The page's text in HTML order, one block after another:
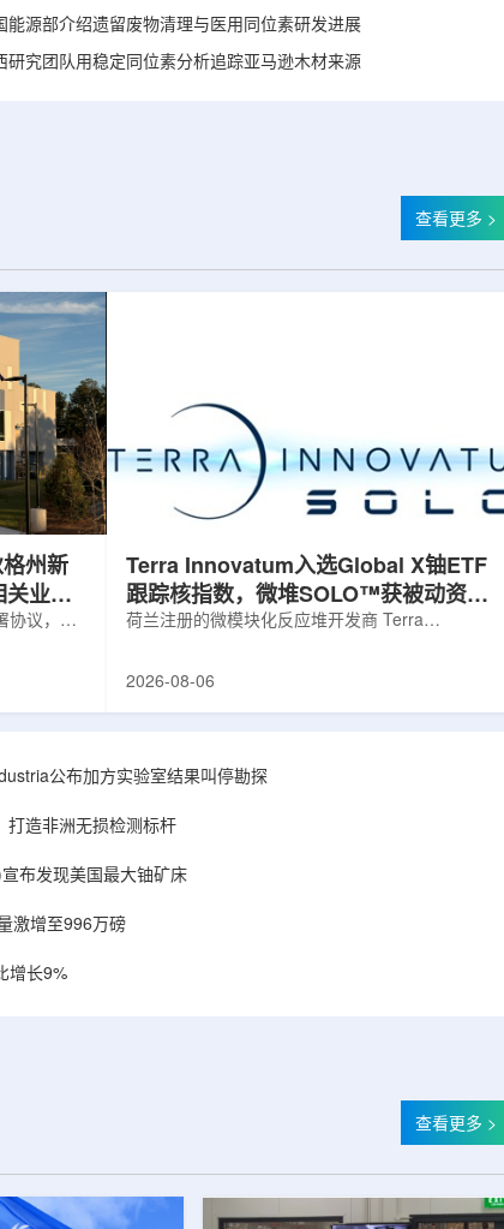
能源部介绍遗留废物清理与医用同位素研发进展
研究团队用稳定同位素分析追踪亚马逊木材来源
查看更多 >
州新
关业务
协议，将
间和基础
万平方英
狄格州
施预计于
装修工...
Terra Innovatum入选Global X铀ETF
跟踪核指数，微堆SOLO™获被动资金
曝光
荷兰注册的微模块化反应堆开发商 Terra
Arca: URA，资管超50亿美元)的跟踪基准，本次
CEO Alessandro Petruzzi 称，这使被动/主题投
资者可通过指数直接触达其 SOLO™ 微堆故事，
与 Cameco、Kazatomprom、Centrus、Oklo、
NuScale、X-energy、三菱重...
2026-08-06
公布加方实验室结果叫停勘探
打造非洲无损检测标杆
布发现美国最大铀矿床
激增至996万磅
增长9%
查看更多 >